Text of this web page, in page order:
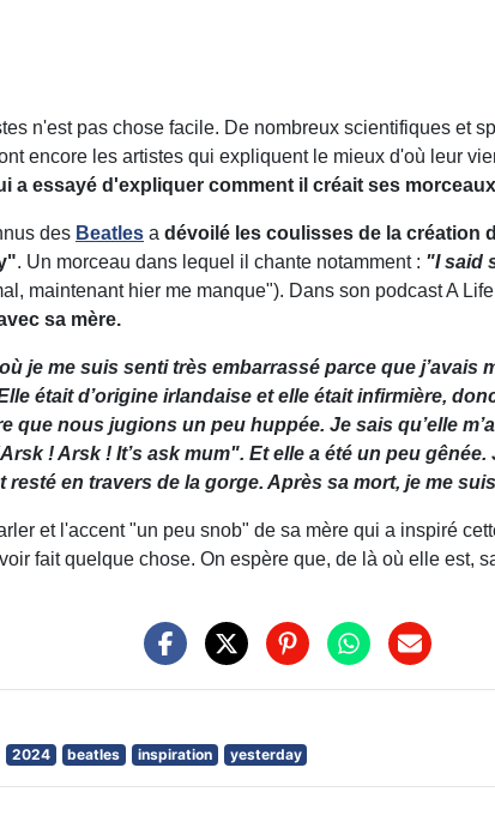
n'est pas chose facile. De nombreux scientifiques et
encore les artistes qui expliquent le mieux d'où leur
a essayé d'expliquer comment il créait ses
des Beatles a dévoilé les coulisses de la création
. Un morceau dans lequel il chante notamment : "I said
maintenant hier me manque"). Dans son podcast A
sa mère.
je me suis senti très embarrassé parce que j’avais
était d’origine irlandaise et elle était infirmière,
que nous jugions un peu huppée. Je sais qu’elle
! Arsk ! It’s ask mum". Et elle a été un peu
resté en travers de la gorge. Après sa mort, je me
et l'accent "un peu snob" de sa mère qui a inspiré
fait quelque chose. On espère que, de là où elle est,
2024 beatles inspiration yesterday